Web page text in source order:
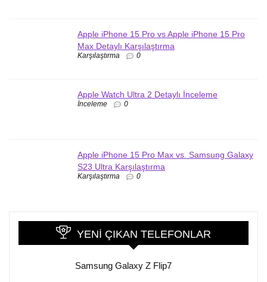
Apple iPhone 15 Pro vs Apple iPhone 15 Pro
Max Detaylı Karşılaştırma
Karşılaştırma 0
Apple Watch Ultra 2 Detaylı İnceleme
İnceleme 0
Apple iPhone 15 Pro Max vs. Samsung Galaxy
S23 Ultra Karşılaştırma
Karşılaştırma 0
YENI ÇIKAN TELEFONLAR
Samsung Galaxy Z Flip7